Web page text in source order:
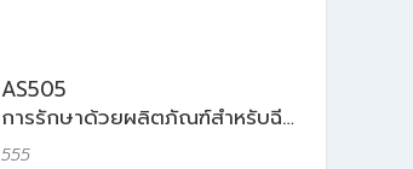
AS505
การรักษาด้วยผลิตภัณฑ์สำหรับฉีด
ในเวชศาสตร์ความงาม
555